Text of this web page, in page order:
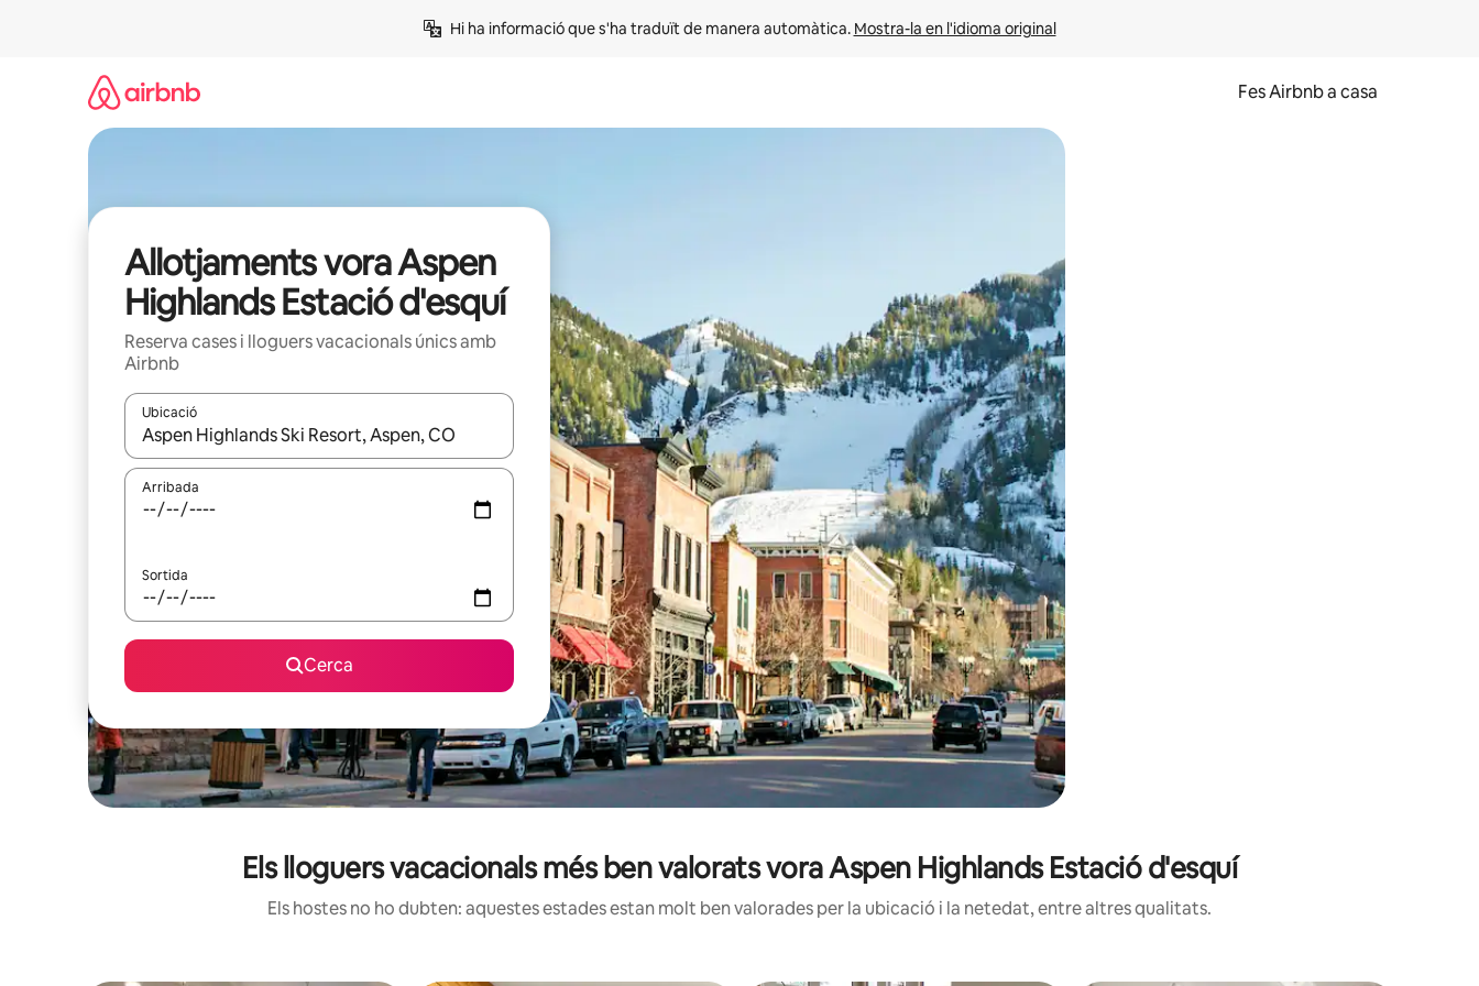
Hi ha informació que s'ha traduït de manera automàtica. Mostra-la en l'idioma original
Fes Airbnb a casa
Allotjaments vora Aspen
Highlands Estació d'esquí
Reserva cases i lloguers vacacionals únics amb
Airbnb
Ubicació
Quan els resultats estiguin disponibles, podràs navegar-hi a través de les tecles de les fletxes (amunt i avall), o bé fent un toc a la pantalla o fent-hi lliscar el dit.
Arribada
Sortida
Cerca
Els lloguers vacacionals més ben valorats vora Aspen Highlands Estació d'esquí
Els hostes no ho dubten: aquestes estades estan molt ben valorades per la ubicació i la netedat, entre altres qualitats.